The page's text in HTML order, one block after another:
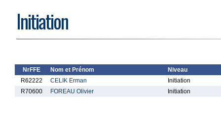
Initiation
NrFFE Nom et Prénom
Niveau
R62222
CELIK Erman
Initiation
R70600
FOREAU Olivier Initiation